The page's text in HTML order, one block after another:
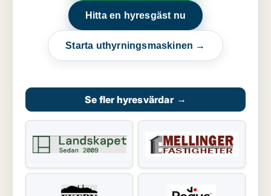
Hitta en hyresgäst nu
Starta uthyrningsmaskinen →
Se fler hyresvärdar →